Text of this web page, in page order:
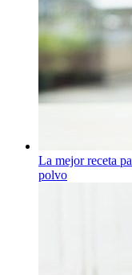
La mejor receta
polvo